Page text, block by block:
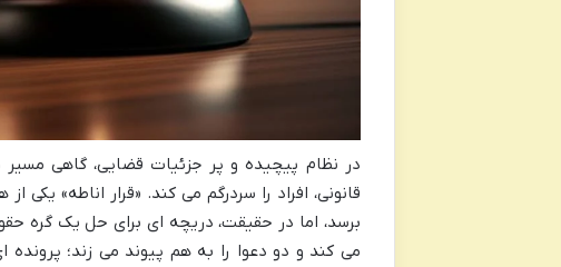
در نظام پیچیده و پر جزئیات قضایی، گاهی
قانونی، افراد را سردرگم می کند. «قرار اناطه»
برسد، اما در حقیقت، دریچه ای برای حل یک گره
می کند و دو دعوا را به هم پیوند می زند؛